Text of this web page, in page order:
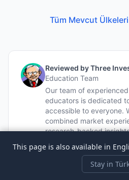
Tüm Mevcut
Reviewed byThree
Education Team
Our team of
educators is dedicated
accessible to everyone.
combined market
research-backed
This page is also available in
Stay in